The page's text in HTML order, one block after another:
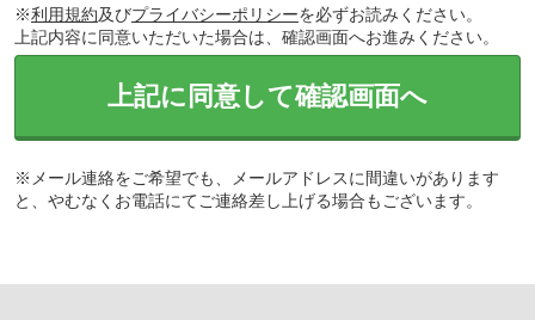
※利用規約及びプライバシーポリシーを必ずお読みください。
上記内容に同意いただいた場合は、確認画面へお進みください。
上記に同意して確認画面へ
※メール連絡をご希望でも、メールアドレスに間違いがあります
と、やむなくお電話にてご連絡差し上げる場合もございます。